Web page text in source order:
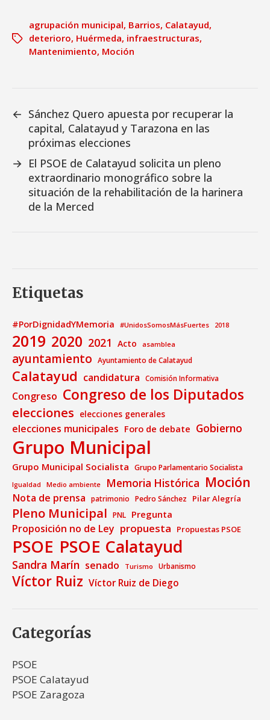
agrupación municipal, Barrios, Calatayud,
deterioro, Huérmeda, infraestructuras,
Mantenimiento, Moción
← Sánchez Quero apuesta por recuperar la
capital, Calatayud y Tarazona en las
próximas elecciones
→ El PSOE de Calatayud solicita un pleno
extraordinario monográfico sobre la
situación de la rehabilitación de la harinera
de la Merced
Etiquetas
#PorDignidadYMemoria #UnidosSomosMásFuertes 2018
2019 2020 2021 Acto asamblea
ayuntamiento Ayuntamiento de Calatayud
Calatayud candidatura Comisión Informativa
Congreso Congreso de los Diputados
elecciones elecciones generales
elecciones municipales Foro de debate Gobierno
Grupo Municipal
Grupo Municipal Socialista Grupo Parlamentario Socialista
Igualdad Medio ambiente Memoria Histórica Moción
Nota de prensa patrimonio Pedro Sánchez Pilar Alegría
Pleno Municipal PNL Pregunta
Proposición no de Ley propuesta Propuestas PSOE
PSOE PSOE Calatayud
Sandra Marín senado Turismo Urbanismo
Víctor Ruiz Víctor Ruiz de Diego
Categorías
PSOE
PSOE Calatayud
PSOE Zaragoza